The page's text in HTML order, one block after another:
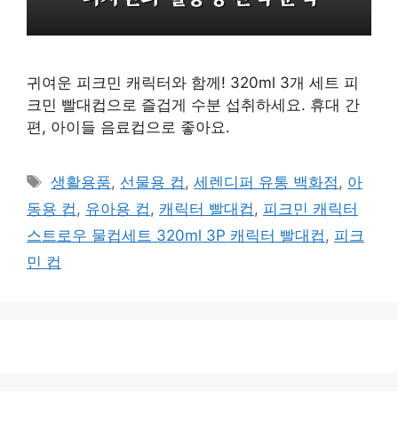
귀여운 피크민 캐릭터와 함께! 320ml 3개 세트 피
크민 빨대컵으로 즐겁게 수분 섭취하세요. 휴대 간
편, 아이들 음료컵으로 좋아요.
태
그
생활용품, 선물용 컵 ,세렌디퍼 유통 백화점 , 아
동용 컵 , 유아용 컵 , 캐릭터 빨대컵 , 피크민 캐릭터
스트로우 물컵세트 320ml 3P 캐릭터 빨대컵 , 피크
민 컵